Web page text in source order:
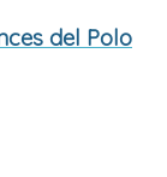
del Polo